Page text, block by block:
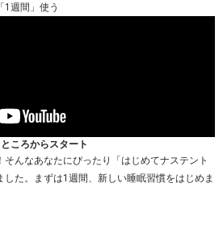
1週間」使う
ころからスタート
んなあなたにぴったり「はじめてナステント
た。まずは1週間、新しい睡眠習慣をはじめま